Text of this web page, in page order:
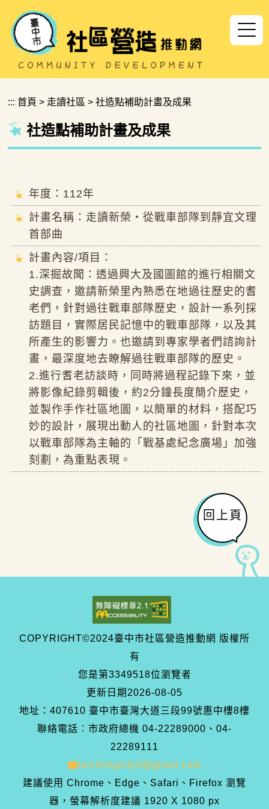
::: 首頁 > 走讀社區 > 社造點補助計畫及成果
社造點補助計畫及成果
年度：112年
計畫名稱：走讀新榮‧從戰車部隊到靜宜文理
首部曲
計畫內容/項目：
1.深掘故聞：透過興大及國圖館的進行相關文
史調查，邀請新榮里內熟悉在地過往歷史的耆
老們，針對過往戰車部隊歷史，設計一系列採
訪題目，實際居民記憶中的戰車部隊，以及其
所產生的影響力。也邀請到專家學者們諮詢計
畫，最深度地去瞭解過往戰車部隊的歷史。
2.進行耆老訪談時，同時將過程記錄下來，並
將影像紀錄剪輯後，約2分鐘長度簡介歷史，
並製作手作社區地圖，以簡單的材料，搭配巧
妙的設計，展現出動人的社區地圖，針對本次
以戰車部隊為主軸的「戰基處紀念廣場」加強
刻劃，為重點表現。
回上頁
COPYRIGHT©2024臺中市社區營造推動網 版權所
有
您是第3349518位瀏覽者
更新日期 2026-08-05
地址：407610 臺中市臺灣大道三段99號惠中樓8樓
聯絡電話︰市政府總機 04-22289000、04-
22289111
taichungcity3@gmail.com
建議使用 Chrome、Edge、Safari、Firefox 瀏覽
器，螢幕解析度建議 1920 X 1080 px